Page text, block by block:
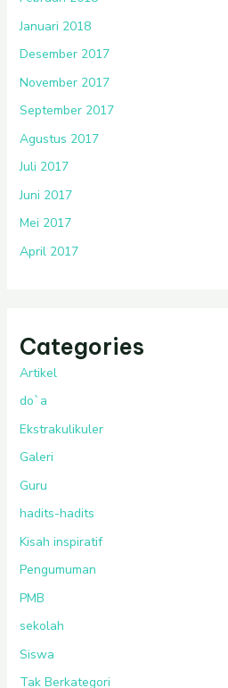
Januari 2018
Desember 2017
November 2017
September 2017
Agustus 2017
Juli 2017
Juni 2017
Mei 2017
April 2017
Categories
Artikel
do`a
Ekstrakulikuler
Galeri
Guru
hadits-hadits
Kisah inspiratif
Pengumuman
PMB
sekolah
Siswa
Tak Berkategori